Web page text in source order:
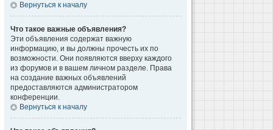
Вернуться к началу
Что такое важные объявления?
Эти объявления содержат важную
информацию, и вы должны прочесть их по
возможности. Они появляются вверху каждого
из форумов и в вашем личном разделе. Права
на создание важных объявлений
предоставляются администратором
конференции.
Вернуться к началу